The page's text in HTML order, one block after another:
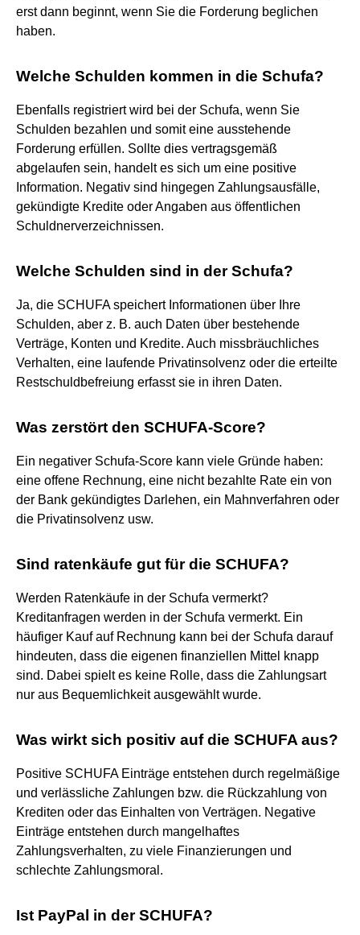
erst dann beginnt, wenn Sie die Forderung beglichen
haben.
Welche Schulden kommen in die Schufa?
Ebenfalls registriert wird bei der Schufa, wenn Sie
Schulden bezahlen und somit eine ausstehende
Forderung erfüllen. Sollte dies vertragsgemäß
abgelaufen sein, handelt es sich um eine positive
Information. Negativ sind hingegen Zahlungsausfälle,
gekündigte Kredite oder Angaben aus öffentlichen
Schuldnerverzeichnissen.
Welche Schulden sind in der Schufa?
Ja, die SCHUFA speichert Informationen über Ihre
Schulden, aber z. B. auch Daten über bestehende
Verträge, Konten und Kredite. Auch missbräuchliches
Verhalten, eine laufende Privatinsolvenz oder die erteilte
Restschuldbefreiung erfasst sie in ihren Daten.
Was zerstört den SCHUFA-Score?
Ein negativer Schufa-Score kann viele Gründe haben:
eine offene Rechnung, eine nicht bezahlte Rate ein von
der Bank gekündigtes Darlehen, ein Mahnverfahren oder
die Privatinsolvenz usw.
Sind ratenkäufe gut für die SCHUFA?
Werden Ratenkäufe in der Schufa vermerkt?
Kreditanfragen werden in der Schufa vermerkt. Ein
häufiger Kauf auf Rechnung kann bei der Schufa darauf
hindeuten, dass die eigenen finanziellen Mittel knapp
sind. Dabei spielt es keine Rolle, dass die Zahlungsart
nur aus Bequemlichkeit ausgewählt wurde.
Was wirkt sich positiv auf die SCHUFA aus?
Positive SCHUFA Einträge entstehen durch regelmäßige
und verlässliche Zahlungen bzw. die Rückzahlung von
Krediten oder das Einhalten von Verträgen. Negative
Einträge entstehen durch mangelhaftes
Zahlungsverhalten, zu viele Finanzierungen und
schlechte Zahlungsmoral.
Ist PayPal in der SCHUFA?